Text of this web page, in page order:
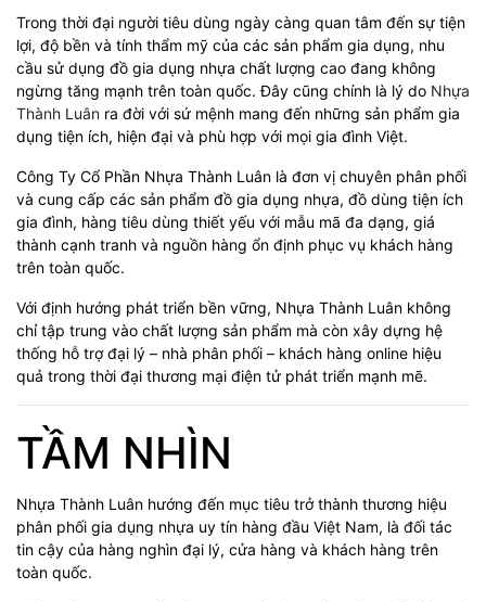
Trong thời đại người tiêu dùng ngày càng quan tâm đến sự tiện
lợi, độ bền và tính thẩm mỹ của các sản phẩm gia dụng, nhu
cầu sử dụng đồ gia dụng nhựa chất lượng cao đang không
ngừng tăng mạnh trên toàn quốc. Đây cũng chính là lý do Nhựa
Thành Luân ra đời với sứ mệnh mang đến những sản phẩm gia
dụng tiện ích, hiện đại và phù hợp với mọi gia đình Việt.
Công Ty Cổ Phần Nhựa Thành Luân là đơn vị chuyên phân phối
và cung cấp các sản phẩm đồ gia dụng nhựa, đồ dùng tiện ích
gia đình, hàng tiêu dùng thiết yếu với mẫu mã đa dạng, giá
thành cạnh tranh và nguồn hàng ổn định phục vụ khách hàng
trên toàn quốc.
Với định hướng phát triển bền vững, Nhựa Thành Luân không
chỉ tập trung vào chất lượng sản phẩm mà còn xây dựng hệ
thống hỗ trợ đại lý – nhà phân phối – khách hàng online hiệu
quả trong thời đại thương mại điện tử phát triển mạnh mẽ.
TẦM NHÌN
Nhựa Thành Luân hướng đến mục tiêu trở thành thương hiệu
phân phối gia dụng nhựa uy tín hàng đầu Việt Nam, là đối tác
tin cậy của hàng nghìn đại lý, cửa hàng và khách hàng trên
toàn quốc.